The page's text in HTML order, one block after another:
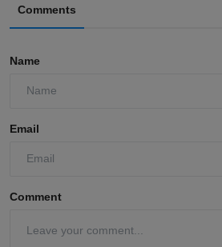
Comments
Name
Email
Comment